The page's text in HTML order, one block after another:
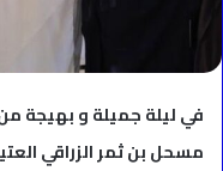
في ليلة جميلة و بهيجة
مسحل بن ثمر الزراقي